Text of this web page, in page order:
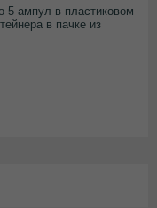
ампул в пластиковом
в пачке из